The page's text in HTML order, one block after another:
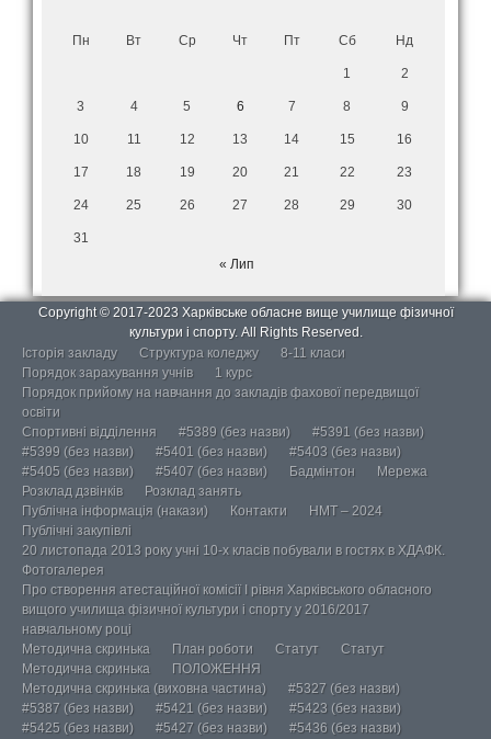
Пн Вт Ср Чт Пт Сб Нд
1 2
3 4 5 6 7 8 9
10 11 12 13 14 15 16
17 18 19 20 21 22 23
24 25 26 27 28 29 30
31
« Лип
Copyright © 2017-2023 Харківське обласне вище училище фізичної
культури і спорту. All Rights Reserved.
Історія закладу
Структура коледжу
8-11 класи
Порядок зарахування учнів
1 курс
Порядок прийому на навчання до закладів фахової передвищої
освіти
Спортивні відділення
#5389 (без назви)
#5391 (без назви)
#5399 (без назви)
#5401 (без назви)
#5403 (без назви)
#5405 (без назви)
#5407 (без назви) Бадмінтон
Мережа
Розклад дзвінків
Розклад занять
Публічна інформація (накази)
Контакти
НМТ – 2024
Публічні закупівлі
20 листопада 2013 року учні 10-х класів побували в гостях в ХДАФК.
Фотогалерея
Про створення атестаційної комісії І рівня Харківського обласного
вищого училища фізичної культури і спорту у 2016/2017
навчальному році
Методична скринька
План роботи Статут
Статут
Методична скринька
ПОЛОЖЕННЯ
Методична скринька (виховна частина)
#5327 (без назви)
#5387 (без назви)
#5421 (без назви)
#5423 (без назви)
#5425 (без назви)
#5427 (без назви)
#5436 (без назви)